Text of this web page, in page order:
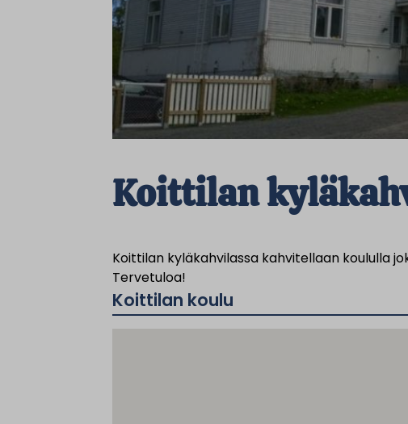
Koittilan
Koittilan kyläkahvilassa kahvitellaan koululla
Tervetuloa!
Koittilan koulu